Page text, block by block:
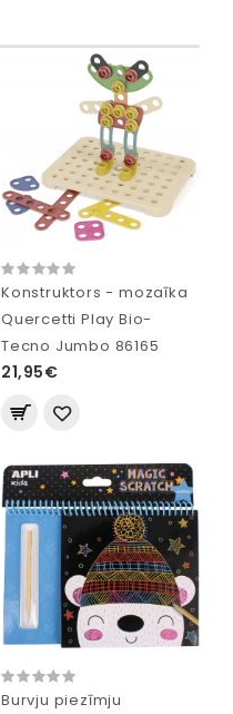
Konstruktors - mozaīka
Quercetti Play Bio-
Tecno Jumbo 86165
21,95€
Burvju piezīmju